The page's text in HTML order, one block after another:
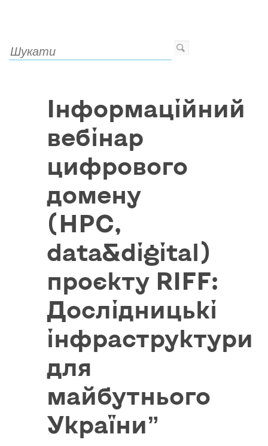
Інформаційний
вебінар
цифрового
домену
(HPC,
data&digital)
проєкту RIFF:
Дослідницькі
інфраструктури
для
майбутнього
України”